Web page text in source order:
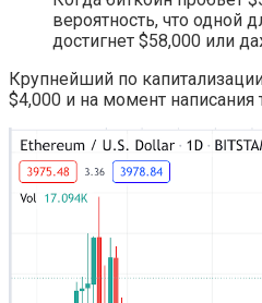
вероятность, что одной
достигнет $58,000 или
Крупнейший по
$4,000 и на момент написания